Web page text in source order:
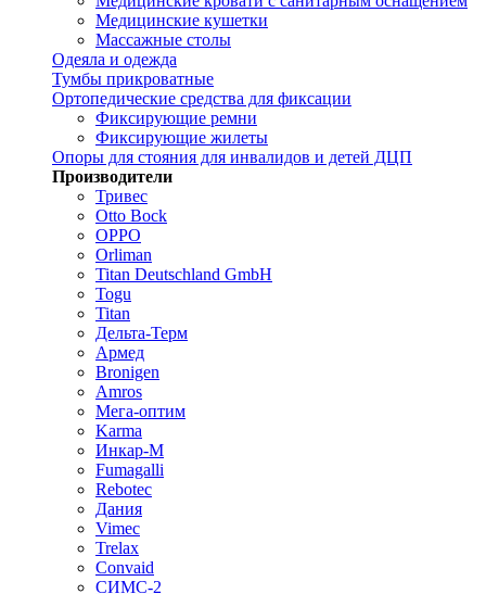
Медицинские кушетки
Массажные столы
Одеяла и одежда
Тумбы прикроватные
Ортопедические средства для фиксации
Фиксирующие ремни
Фиксирующие жилеты
Опоры для стояния для инвалидов и детей ДЦП
Производители
Тривес
Otto Bock
OPPO
Orliman
Titan Deutschland GmbH
Togu
Titan
Дельта-Терм
Армед
Bronigen
Amros
Мега-оптим
Karma
Инкар-М
Fumagalli
Rebotec
Дания
Vimec
Trelax
Convaid
СИМС-2